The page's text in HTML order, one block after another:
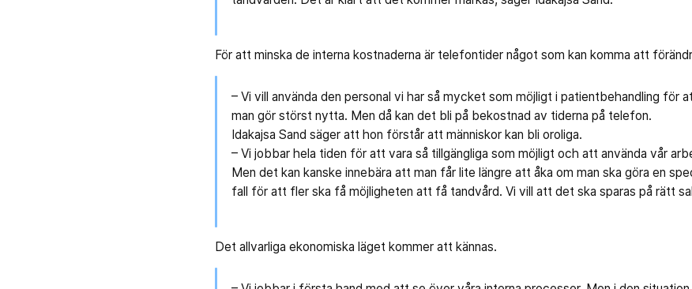
För att minska de interna kostnaderna är telefontider något som kan komma att
– Vi vill använda den personal vi har så mycket som möjligt i patientbehandling för
man gör störst nytta. Men då kan det bli på bekostnad av tiderna på telefon.
Idakajsa Sand säger att hon förstår att människor kan bli oroliga.
– Vi jobbar hela tiden för att vara så tillgängliga som möjligt och att använda vår
Men det kan kanske innebära att man får lite längre att åka om man ska göra en
fall för att fler ska få möjligheten att få tandvård. Vi vill att det ska sparas på rätt
Det allvarliga ekonomiska läget kommer att kännas.